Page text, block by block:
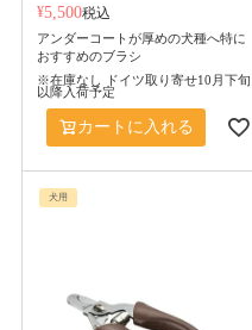
¥5,500税込
アンダーコートが厚めの犬種へ特に
おすすめのブラシ
※在庫なし ドイツ取り寄せ10月下旬
以降入荷予定
カートに入れる
犬用